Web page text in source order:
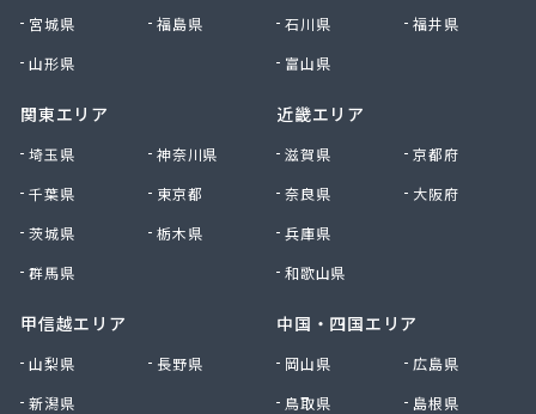
宮城県
福島県
山形県
関東エリア
埼玉県
神奈川県
千葉県
東京都
茨城県
栃木県
群馬県
甲信越エリア
山梨県
長野県
新潟県
石川県
福井県
富山県
近畿エリア
滋賀県
京都府
奈良県
大阪府
兵庫県
和歌山県
中国・四国エリア
岡山県
広島県
鳥取県
島根県